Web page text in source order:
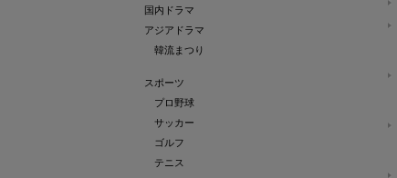
国内ドラマ
アジアドラマ
韓流まつり
スポーツ
プロ野球
サッカー
ゴルフ
テニス